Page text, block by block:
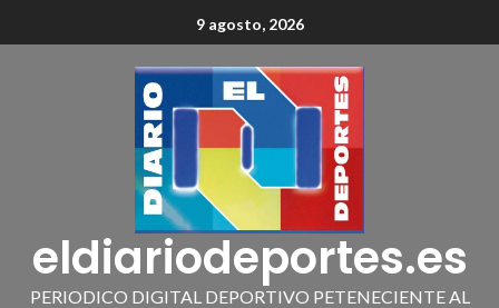
9 agosto, 2026
eldiariodeportes.es
PERIODICO DIGITAL DEPORTIVO PETENECIENTE AL